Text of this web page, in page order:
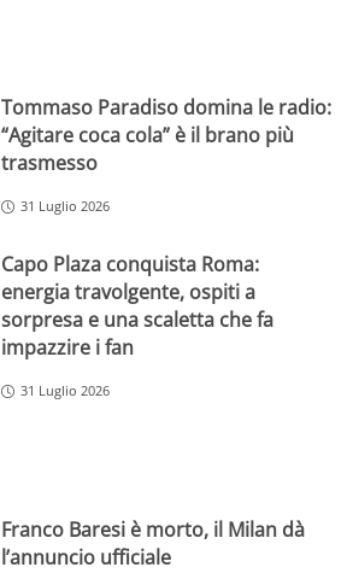
Tommaso Paradiso domina le radio:
“Agitare coca cola” è il brano più
trasmesso
31 Luglio 2026
Capo Plaza conquista Roma:
energia travolgente, ospiti a
sorpresa e una scaletta che fa
impazzire i fan
31 Luglio 2026
Franco Baresi è morto, il Milan dà
l’annuncio ufficiale